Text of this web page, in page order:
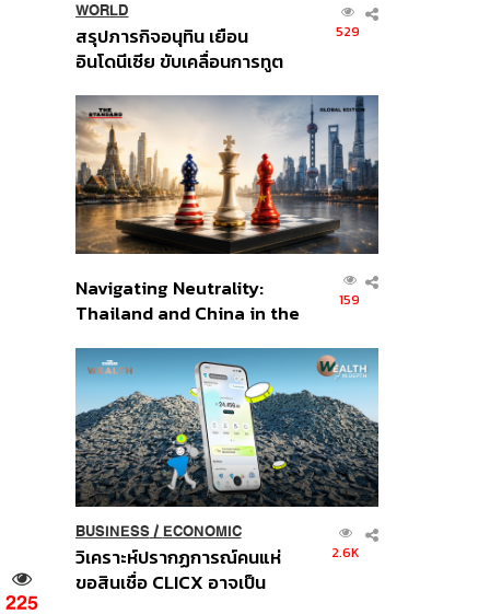
225
WORLD
สรุปภารกิจอนุทิน เยือน
อินโดนีเซีย ขับเคลื่อนการทูต
ส่วนยุทธศาสตร์ไทย –
อินโดนีเซีย
529
Navigating Neutrality:
Thailand and China in the
Order
159
BUSINESS/ ECONOMIC
วิเคราะห์ปรากฏการณ์คนแห่
ขอสินเชื่อ CLICX อาจเป็น
2.6K